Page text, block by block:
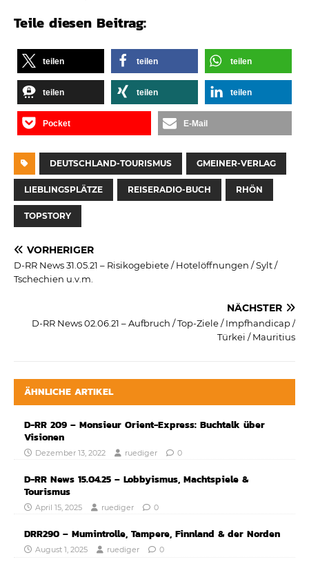
Teile diesen Beitrag:
teilen teilen teilen
teilen teilen teilen
Pocket E-Mail
DEUTSCHLAND-TOURISMUS GMEINER-VERLAG
LIEBLINGSPLÄTZE REISERADIO-BUCH RHÖN
TOPSTORY
VORHERIGER
D-RR News 31.05.21 – Risikogebiete / Hotelöffnungen / Sylt /
Tschechien u.v.m.
NÄCHSTER
D-RR News 02.06.21 – Aufbruch / Top-Ziele / Impfhandicap /
Türkei / Mauritius
ÄHNLICHE ARTIKEL
D-RR 209 – Monsieur Orient-Express: Buchtalk über
Visionen
Dezember 13, 2022 ruediger 0
D-RR News 15.04.25 – Lobbyismus, Machtspiele &
Tourismus
April 15, 2025 ruediger 0
DRR290 – Mumintrolle, Tampere, Finnland & der Norden
August 1, 2025 ruediger 0